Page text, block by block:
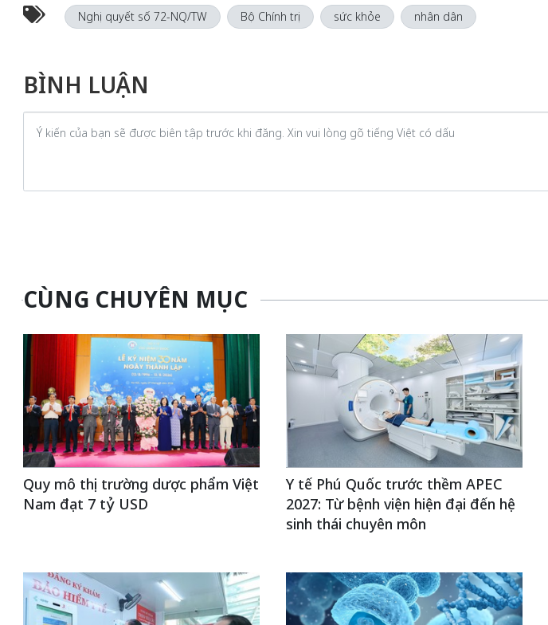
Nghị quyết số 72-NQ/TW Bộ Chính trị sức khỏe nhân dân
BÌNH LUẬN
CÙNG CHUYÊN MỤC
Quy mô thị trường dược phẩm Việt
Nam đạt 7 tỷ USD
Y tế Phú Quốc trước thềm APEC
2027: Từ bệnh viện hiện đại đến hệ
sinh thái chuyên môn